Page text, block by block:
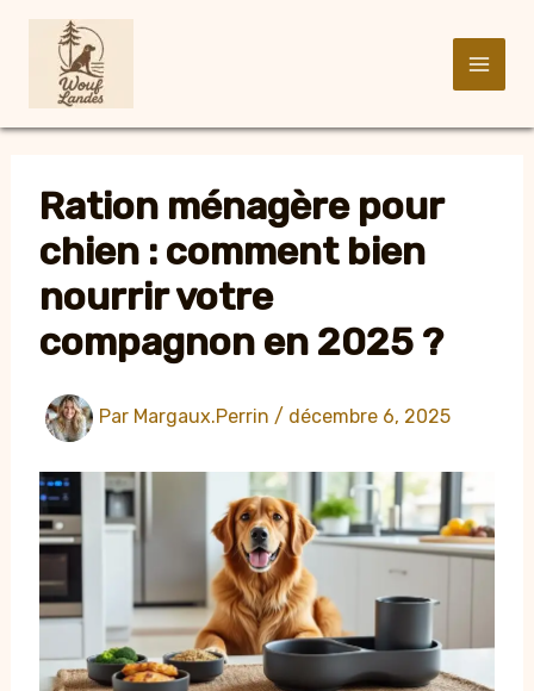
Aller
contenuRation ménagère pour
chien : comment bien
nourrir votre
compagnon en 2025 ?
Par Margaux.Perrin / décembre 6, 2025